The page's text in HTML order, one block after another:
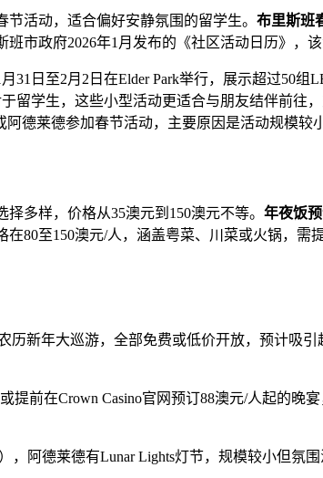
活动，适合偏好安静氛围的留学生。 布里斯班
市政府2026年1月发布的《社区活动日历》，该
31日至2月2日在Elder Park举行，展示超过50
留学生，这些小型活动更适合与朋友结伴前
德莱德参加春节活动，主要原因是活动规模较
多样，价格从35澳元到150澳元不等。 年夜饭
80至150澳元/人，涵盖粤菜、川菜或火锅，需
历新年大巡游，全部免费或低价开放，预计吸引
前在Crown Casino官网预订88澳元/人起的晚宴
阿德莱德有Lunar Lights灯节，规模较小但氛围